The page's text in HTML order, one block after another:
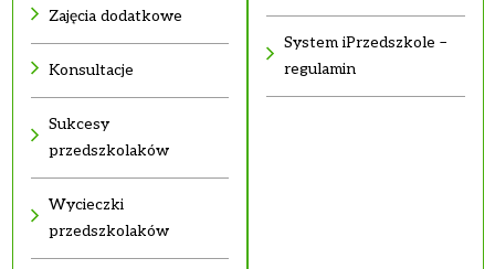
Zajęcia dodatkowe
Konsultacje
Sukcesy
przedszkolaków
Wycieczki
przedszkolaków
System iPrzedszkole –
regulamin